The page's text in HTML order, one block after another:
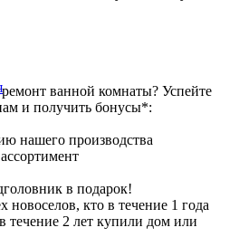
ванной комнаты? Успейте
и получить бонусы*:
нашего производства
в подарок!
новоселов, кто в течение 1 года
течение 2 лет купили дом или